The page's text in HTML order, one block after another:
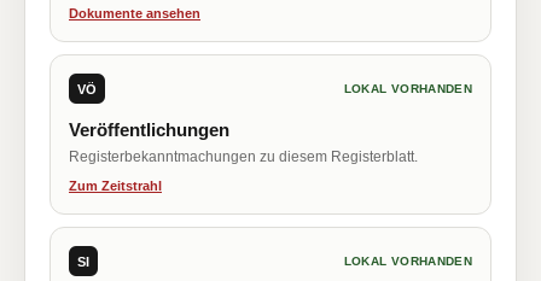
Dokumente ansehen
VÖ LOKAL VORHANDEN
Veröffentlichungen
Registerbekanntmachungen zu diesem Registerblatt.
Zum Zeitstrahl
SI LOKAL VORHANDEN